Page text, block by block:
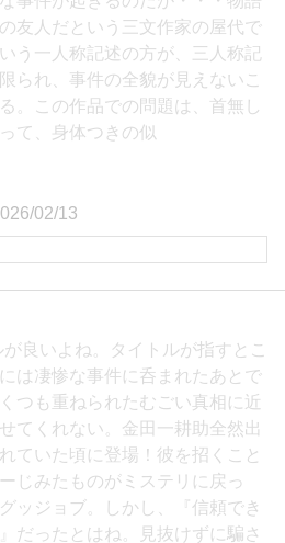
友人だという三文作家の屋代で
う一人称記述の方が、三人称記
られ、事件の全貌が見えないこ
。この作品での問題は、首無し
て、身体つきの似
02/13
が良いよね。タイトルが指すとこ
は凄惨な事件に呑まれたあとで
つも重ねられたむごい真相に近
てくれない。金田一耕助全然出
ていた頃に登場！彼を招くこと
じみたものがミステリに戻っ
ッジョブ。しかし、『信頼でき
だったとはね。見抜けずに騙さ